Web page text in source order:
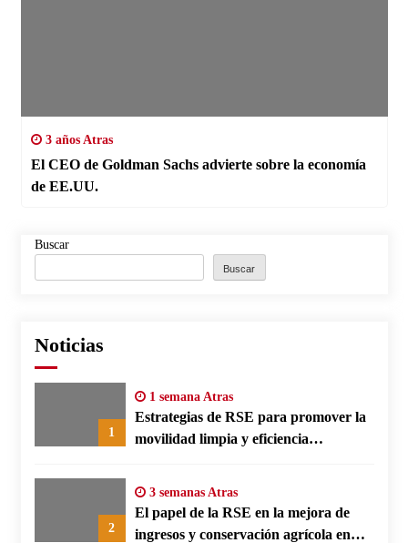
3 años Atras
El CEO de Goldman Sachs advierte sobre la economía
de EE.UU.
Buscar
Buscar
Noticias
1
1 semana Atras
Estrategias de RSE para promover la
movilidad limpia y eficiencia
2
3 semanas Atras
El papel de la RSE en la mejora de
ingresos y conservación agrícola en